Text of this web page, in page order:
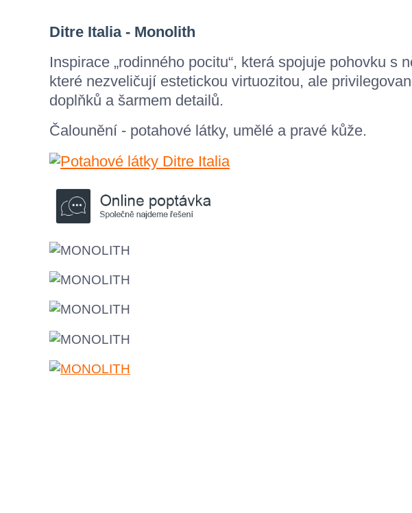
Ditre Italia - Monolith
Inspirace „rodinného pocitu“, která spojuje pohovku s
které nezveličují estetickou virtuozitou, ale
doplňků a šarmem detailů.
Čalounění - potahové látky, umělé a pravé kůže.